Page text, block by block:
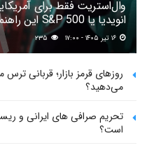
وال‌استریت فقط برای
انویدیا یا S&P 500 این راهنما را بخوانید
۲۳۵
روزهای قرمز بازار؛ قربانی ترس
می‌دهید؟
تحریم صرافی های ایرانی و
است؟